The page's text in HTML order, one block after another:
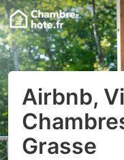
Airbnb,
Grasse